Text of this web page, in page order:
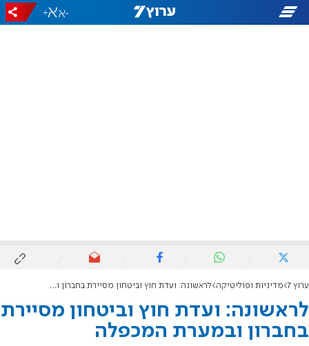
-
+
ערוץ 7 מדיניות ופוליטיקה לראשונה: ועדת חוץ וביטחון מסיירת בחברון ובמערת המכפלה
לראשונה: ועדת חוץ וביטחון מסיירת
בחברון ובמערת המכפלה